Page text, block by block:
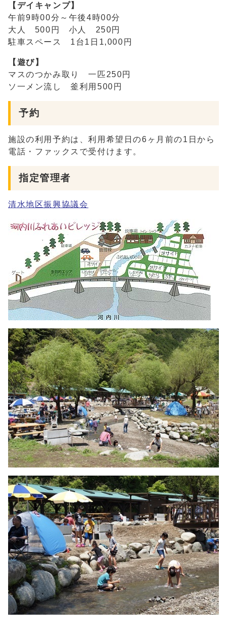
【デイキャンプ】
午前9時00分～午後4時00分
大人 500円 小人 250円
駐車スペース 1台1日1,000円
【遊び】
マスのつかみ取り 一匹250円
ソ一メン流し 釜利用500円
予約
施設の利用予約は、利用希望日の6ヶ月前の1日から
電話・ファックスで受付けます。
指定管理者
清水地区振興協議会